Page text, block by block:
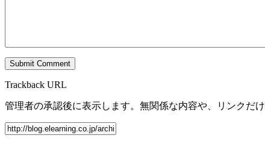
Trackback URL
管理者の承認後に表示します。無関係な内容や、リンクだ